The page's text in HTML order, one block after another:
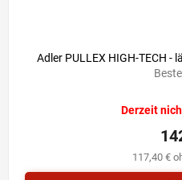
Adler PULLEX HIGH-TECH -
Derzeit
117,40 €